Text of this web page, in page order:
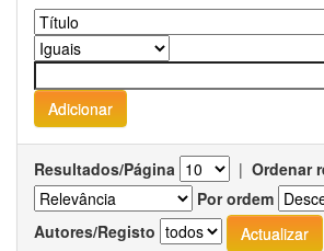
Resultados/Página | Ordenar
Por ordem
Autores/Registo